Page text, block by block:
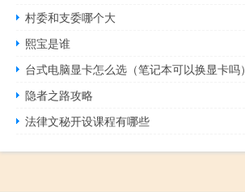
村委和支委哪个大
熙宝是谁
台式电脑显卡怎么选（笔记本可以换显卡吗）
隐者之路攻略
法律文秘开设课程有哪些